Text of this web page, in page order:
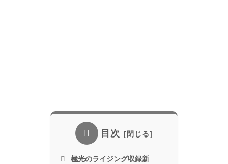
目次
極光のライジング収録新